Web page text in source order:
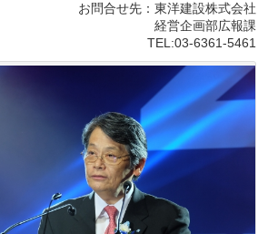
お問合せ先：東洋建設株式会社
経営企画部広報課
TEL:03-6361-5461